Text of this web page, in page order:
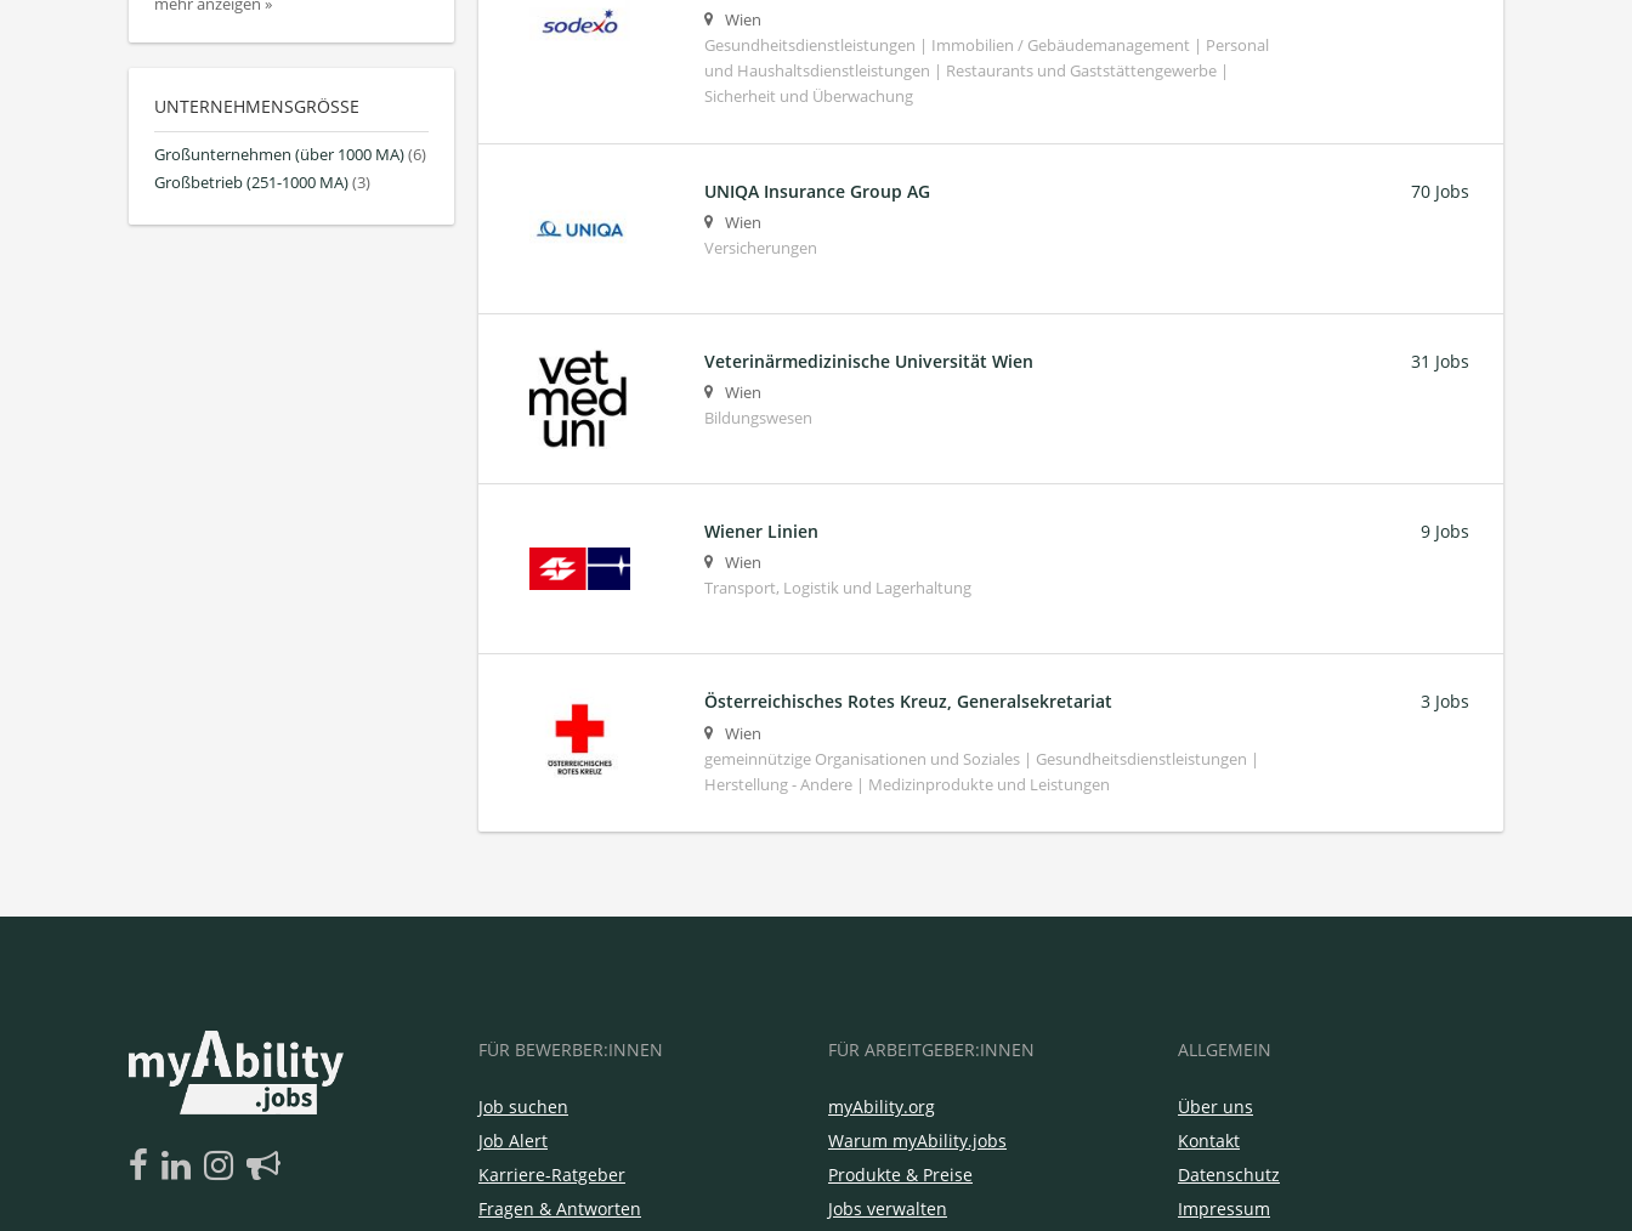
mehr anzeigen »
UNTERNEHMENSGRÖSSE
Großunternehmen (über 1000 MA)(6)
Großbetrieb (251-1000 MA)(3)
Wien
Gesundheitsdienstleistungen | Immobilien / Gebäudemanagement | Personal
und Haushaltsdienstleistungen | Restaurants und Gaststättengewerbe |
Sicherheit und Überwachung
UNIQA Insurance Group AG
Wien
Versicherungen
70 Jobs
Veterinärmedizinische Universität Wien
Wien
Bildungswesen
31 Jobs
Wiener Linien
Wien
Transport, Logistik und Lagerhaltung
9 Jobs
Österreichisches Rotes Kreuz, Generalsekretariat
Wien
gemeinnützige Organisationen und Soziales | Gesundheitsdienstleistungen |
Herstellung - Andere | Medizinprodukte und Leistungen
3 Jobs
FÜR BEWERBER:INNEN
Job suchen
Job Alert
Karriere-Ratgeber
Fragen & Antworten
FÜR ARBEITGEBER:INNEN
myAbility.org
Warum myAbility.jobs
Produkte & Preise
Jobs verwalten
ALLGEMEIN
Über uns
Kontakt
Datenschutz
Impressum